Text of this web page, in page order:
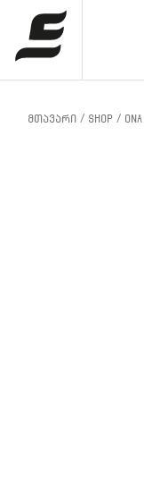
PRODUCT
მთავარი / Shop / ONA